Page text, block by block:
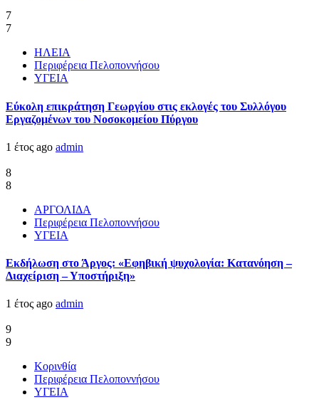
7
7
ΗΛΕΙΑ
Περιφέρεια Πελοποννήσου
ΥΓΕΙΑ
Εύκολη επικράτηση Γεωργίου στις εκλογές του Συλλόγου
Εργαζομένων του Νοσοκομείου Πύργου
1 έτος ago admin
8
8
ΑΡΓΟΛΙΔΑ
Περιφέρεια Πελοποννήσου
ΥΓΕΙΑ
Εκδήλωση στο Άργος: «Εφηβική ψυχολογία: Κατανόηση –
Διαχείριση – Υποστήριξη»
1 έτος ago admin
9
9
Κορινθία
Περιφέρεια Πελοποννήσου
ΥΓΕΙΑ